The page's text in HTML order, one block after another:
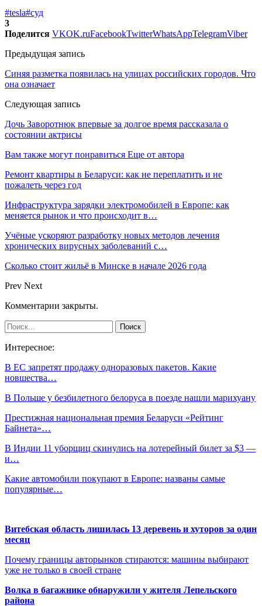
#tesla#суд
3
Поделится VKOK.ruFacebookTwitterWhatsAppTelegramViber
Предыдущая запись
Синяя разметка появилась на улицах российских городов. Что
она означает
Следующая запись
Дочь Заворотнюк впервые за долгое время рассказала о
состоянии актрисы
Вам также могут понравиться Еще от автора
Ремонт квартиры в Беларуси: как не переплатить и не
пожалеть через год
Инфраструктура зарядки электромобилей в Европе: как
меняется рынок и что происходит в…
Учёные ускоряют разработку новых методов лечения
хронических вирусных заболеваний с…
Сколько стоит жильё в Минске в начале 2026 года
Prev Next
Комментарии закрыты.
Интересное:
В ЕС запретят продажу одноразовых пакетов. Какие
новшества…
В Польше у безбилетного белоруса в поезде нашли марихуану
Престижная национальная премия Беларуси «Рейтинг
Байнета»…
В Индии 11 уборщиц скинулись на лотерейный билет за $3 —
и…
Какие автомобили покупают в Европе: названы самые
популярные…
Витебская область лишилась 13 деревень и хуторов за один
месяц
Почему границы авторынков стираются: машины выбирают
уже не только в своей стране
Волка в багажнике обнаружили у жителя Лепельского
района